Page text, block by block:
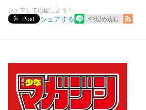
シェアして応援しよう！
Post
シェアする 埋め込む